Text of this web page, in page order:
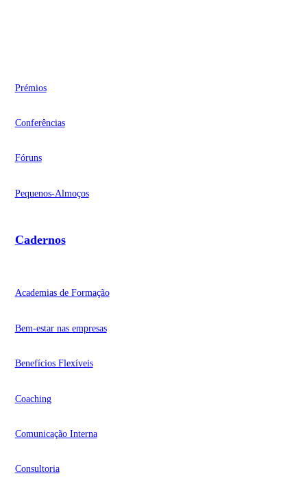
Prémios
Conferências
Fóruns
Pequenos-Almoços
Cadernos
Academias de Formação
Bem-estar nas empresas
Benefícios Flexíveis
Coaching
Comunicação Interna
Consultoria